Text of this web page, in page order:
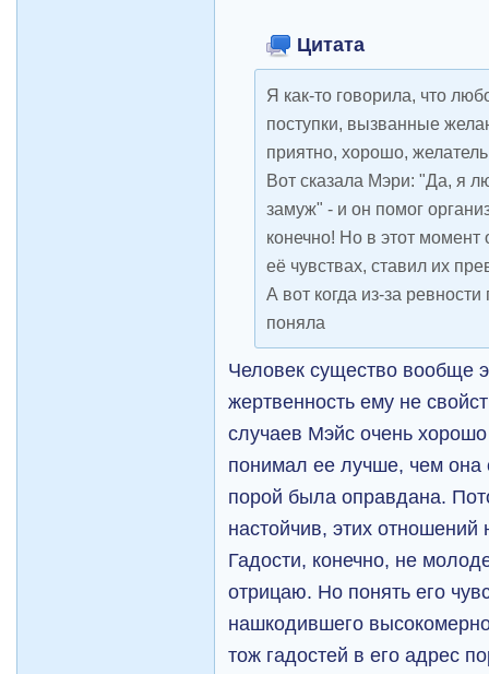
Цитата
Я как-то говорила, что
поступки, вызванные
приятно, хорошо,
Вот сказала Мэри: "Да, я
замуж" - и он помог
конечно! Но в этот
её чувствах, ставил их
А вот когда из-за
поняла
Человек существо вообще
жертвенность ему не
случаев Mэйс очень
понимал ее лучше, чем она
порой была оправдана.
настойчив, этих
Гадости, конечно, не
отрицаю. Но понять его
нашкодившего
тож гадостей в его адрес